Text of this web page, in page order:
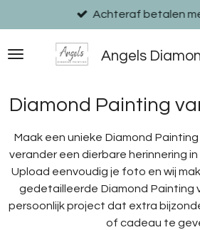
direct
naar
Angels
Achteraf betalen
Diamond Painting
Maak een unieke Diamond
verander een dierbare herinnering
Upload eenvoudig je foto en wij
gedetailleerde Diamond Painting
persoonlijk project dat extra
of cadeau te